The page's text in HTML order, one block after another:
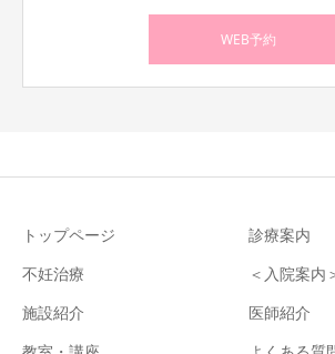
WEB予約
トップページ
診療案内
不妊治療
＜入院案内
施設紹介
医師紹介